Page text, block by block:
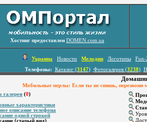
Хостинг предоставлен DOMEN.com.ua
Украина Новости Мелодии Логотипы
Fun-
Телефоны:
Каталог (3147) Фотогалерея (3238)
Мобильные перлы: Если ты не спишь, перезвони
галерея (0)
характеристики
описание телефона
одной строкой
(старый вид)